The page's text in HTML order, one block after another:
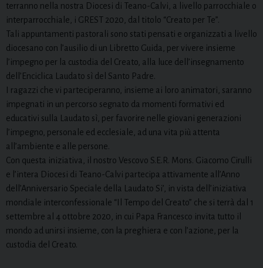
terranno nella nostra Diocesi di Teano-Calvi, a livello parrocchiale o
interparrocchiale, i GREST 2020, dal titolo “Creato per Te”.
Tali appuntamenti pastorali sono stati pensati e organizzati a livello
diocesano con l’ausilio di un Libretto Guida, per vivere insieme
l’impegno per la custodia del Creato, alla luce dell’insegnamento
dell’Enciclica Laudato sì del Santo Padre.
I ragazzi che vi parteciperanno, insieme ai loro animatori, saranno
impegnati in un percorso segnato da momenti formativi ed
educativi sulla Laudato sì, per favorire nelle giovani generazioni
l’impegno, personale ed ecclesiale, ad una vita più attenta
all’ambiente e alle persone.
Con questa iniziativa, il nostro Vescovo S.E.R. Mons. Giacomo Cirulli
e l’intera Diocesi di Teano-Calvi partecipa attivamente all’Anno
dell’Anniversario Speciale della Laudato Si’, in vista dell’iniziativa
mondiale interconfessionale “Il Tempo del Creato” che si terrà dal 1
settembre al 4 ottobre 2020, in cui Papa Francesco invita tutto il
mondo ad unirsi insieme, con la preghiera e con l’azione, per la
custodia del Creato.